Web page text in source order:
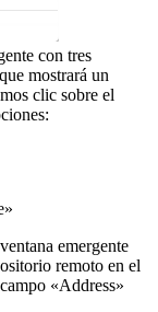
con tres
mostrará un
clic sobre el
emergente
remoto en el
«Address»